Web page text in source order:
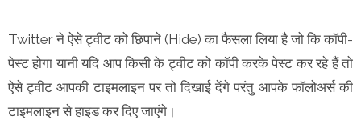
Twitter ने ऐसे ट्वीट को छिपाने (Hide) का फैसला लिया है जो कि कॉपी-
पेस्ट होगा यानी यदि आप किसी के ट्वीट को कॉपी करके पेस्ट कर रहे हैं तो
ऐसे ट्वीट आपकी टाइमलाइन पर तो दिखाई देंगे परंतु आपके फॉलोअर्स की
टाइमलाइन से हाइड कर दिए जाएंगे।